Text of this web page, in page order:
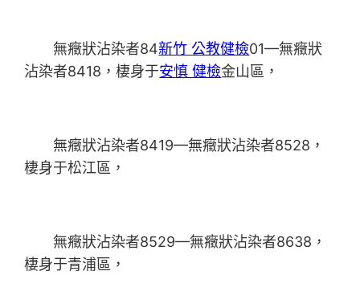
無癥狀沾染者84新竹 公教健檢01—無癥狀
沾染者8418，棲身于安慎 健檢金山區，
無癥狀沾染者8419—無癥狀沾染者8528，
棲身于松江區，
無癥狀沾染者8529—無癥狀沾染者8638，
棲身于青浦區，